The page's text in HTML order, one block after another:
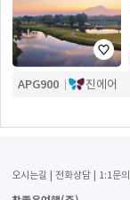
APG900 진에어
오시는길 전화상담 1:1문의